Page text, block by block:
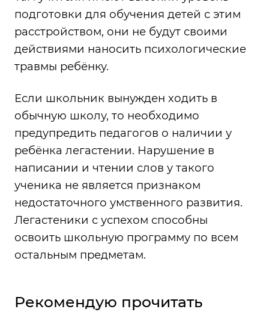
подготовки для обучения детей с этим
расстройством, они не будут своими
действиями наносить психологические
травмы ребёнку.
Если школьник вынужден ходить в
обычную школу, то необходимо
предупредить педагогов о наличии у
ребёнка легастении. Нарушение в
написании и чтении слов у такого
ученика не является признаком
недостаточного умственного развития.
Легастеники с успехом способны
освоить школьную программу по всем
остальным предметам.
Рекомендую прочитать